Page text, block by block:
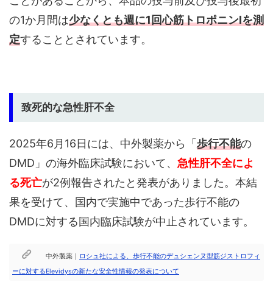
の1か月間は少なくとも週に1回心筋トロポニンⅠを測
定することとされています。
致死的な急性肝不全
2025年6月16日には、中外製薬から「 歩行不能の
DMD」の海外臨床試験において、 急性肝不全によ
る死亡が2例報告されたと発表がありました。本結
果を受けて、国内で実施中であった歩行不能の
DMDに対する国内臨床試験が中止されています。
中外製薬｜ ロシュ社による、歩行不能のデュシェンヌ型筋ジストロフィ
ーに対するElevidysの新たな安全性情報の発表について